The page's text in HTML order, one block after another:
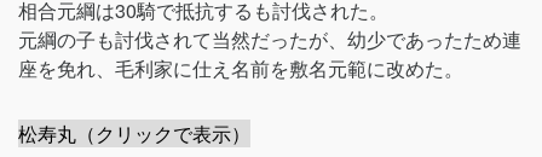
相合元綱は30騎で抵抗するも討伐された。
元綱の子も討伐されて当然だったが、幼少であったため連
座を免れ、毛利家に仕え名前を敷名元範に改めた。
松寿丸（クリックで表示）